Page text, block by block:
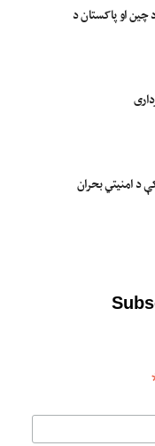
چین او پاکستان د
د امنیتي بحران